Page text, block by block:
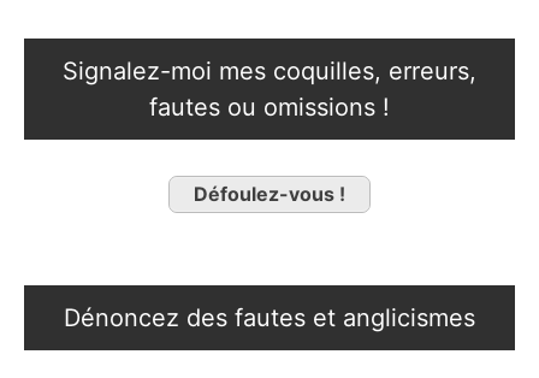
Signalez-moi mes coquilles, erreurs,
fautes ou omissions !
Défoulez-vous !
Dénoncez des fautes et anglicismes